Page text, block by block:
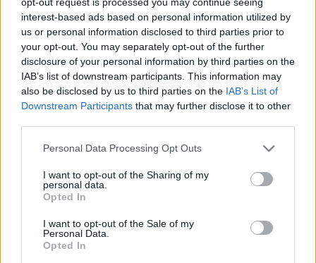
interest-based ads based on personal information utilized by
us or personal information disclosed to third parties prior to
your opt-out. You may separately opt-out of the further
disclosure of your personal information by third parties on the
IAB’s list of downstream participants. This information may
also be disclosed by us to third parties on the IAB’s List of
Downstream Participants that may further disclose it to other
Personal Data Processing Opt Outs
I want to opt-out of the Sharing of my
personal data.
Opted In
I want to opt-out of the Sale of my
Personal Data.
Opted In
Σίσσυ Χρηστίδου: Με σκάφος σε εξωτικές
παραλίες των Χανίων
Δανάη Μπακογιάννη: Η κόρη του Κώστα